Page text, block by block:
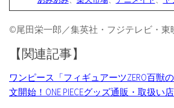
©尾田栄一郎／集英社・フジテレビ・東
【関連記事】
ワンピース「フィギュアーツZERO百獣
文開始！ONE PIECEグッズ通販・取扱い